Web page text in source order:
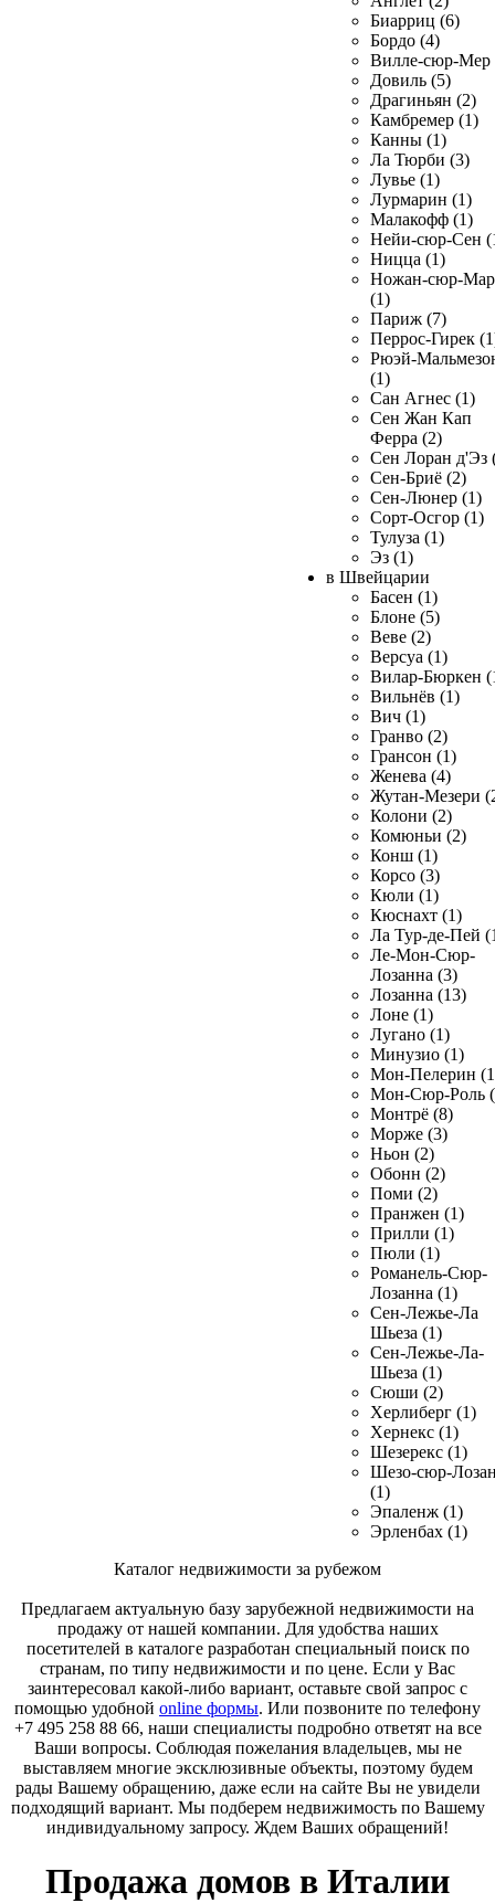
Биарриц (6)
Бордо (4)
Вилле-сюр-Мер
Довиль (5)
Драгиньян (2)
Камбремер (1)
Канны (1)
Ла Тюрби (3)
Лувье (1)
Лурмарин (1)
Малакофф (1)
Нейи-сюр-Сен
Ницца (1)
Ножан-сюр-
(1)
Париж (7)
Перрос-Гирек
Рюэй-
(1)
Сан Агнес (1)
Сен Жан Кап
Ферра (2)
Сен Лоран д'Эз
Сен-Бриё (2)
Сен-Люнер (1)
Сорт-Осгор (1)
Тулуза (1)
Эз (1)
в Швейцарии
Басен (1)
Блоне (5)
Веве (2)
Версуа (1)
Вилар-Бюркен
Вильнёв (1)
Вич (1)
Гранво (2)
Грансон (1)
Женева (4)
Жутан-Мезери
Колони (2)
Комюньи (2)
Конш (1)
Корсо (3)
Кюли (1)
Кюснахт (1)
Ла Тур-де-Пей
Ле-Мон-Сюр-
Лозанна (3)
Лозанна (13)
Лоне (1)
Лугано (1)
Минузио (1)
Мон-Пелерин
Мон-Сюр-Роль
Монтрё (8)
Морже (3)
Ньон (2)
Обонн (2)
Поми (2)
Пранжен (1)
Прилли (1)
Пюли (1)
Романель-Сюр-
Лозанна (1)
Сен-Лежье-Ла
Шьеза (1)
Сен-Лежье-Ла-
Шьеза (1)
Сюши (2)
Херлиберг (1)
Хернекс (1)
Шезерекс (1)
Шезо-сюр-
(1)
Эпаленж (1)
Эрленбах (1)
Каталог недвижимости за рубежом
Предлагаем актуальную базу зарубежной недвижимости на
продажу от нашей компании. Для удобства наших
посетителей в каталоге разработан специальный поиск по
странам, по типу недвижимости и по цене. Если у Вас
заинтересовал какой-либо вариант, оставьте свой запрос с
помощью удобной online формы. Или позвоните по телефону
+7 495 258 88 66, наши специалисты подробно ответят на все
Ваши вопросы. Соблюдая пожелания владельцев, мы не
выставляем многие эксклюзивные объекты, поэтому будем
рады Вашему обращению, даже если на сайте Вы не увидели
подходящий вариант. Мы подберем недвижимость по Вашему
индивидуальному запросу. Ждем Ваших обращений!
Продажа домов в Италии